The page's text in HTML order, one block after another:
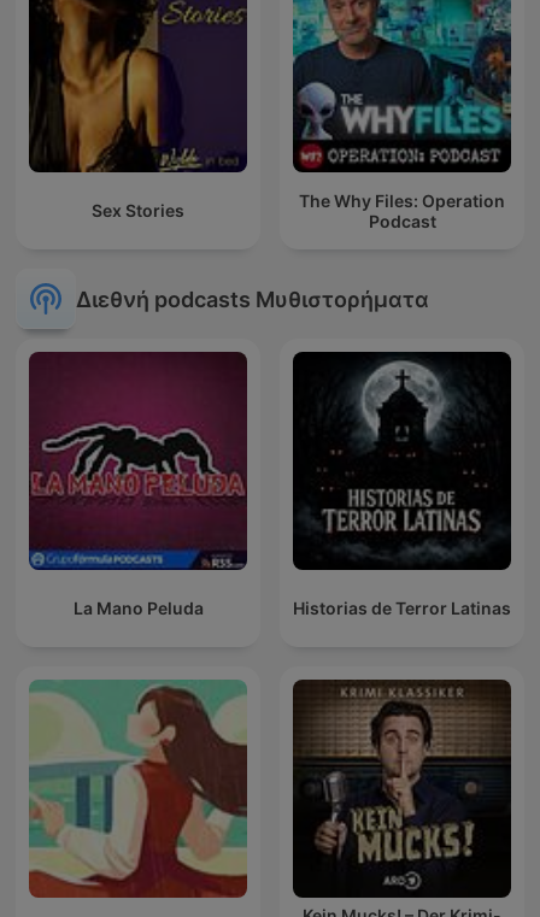
Sex Stories
The Why Files: Operation
Podcast
Διεθνή podcasts Μυθιστορήματα
La Mano Peluda Historias de Terror Latinas